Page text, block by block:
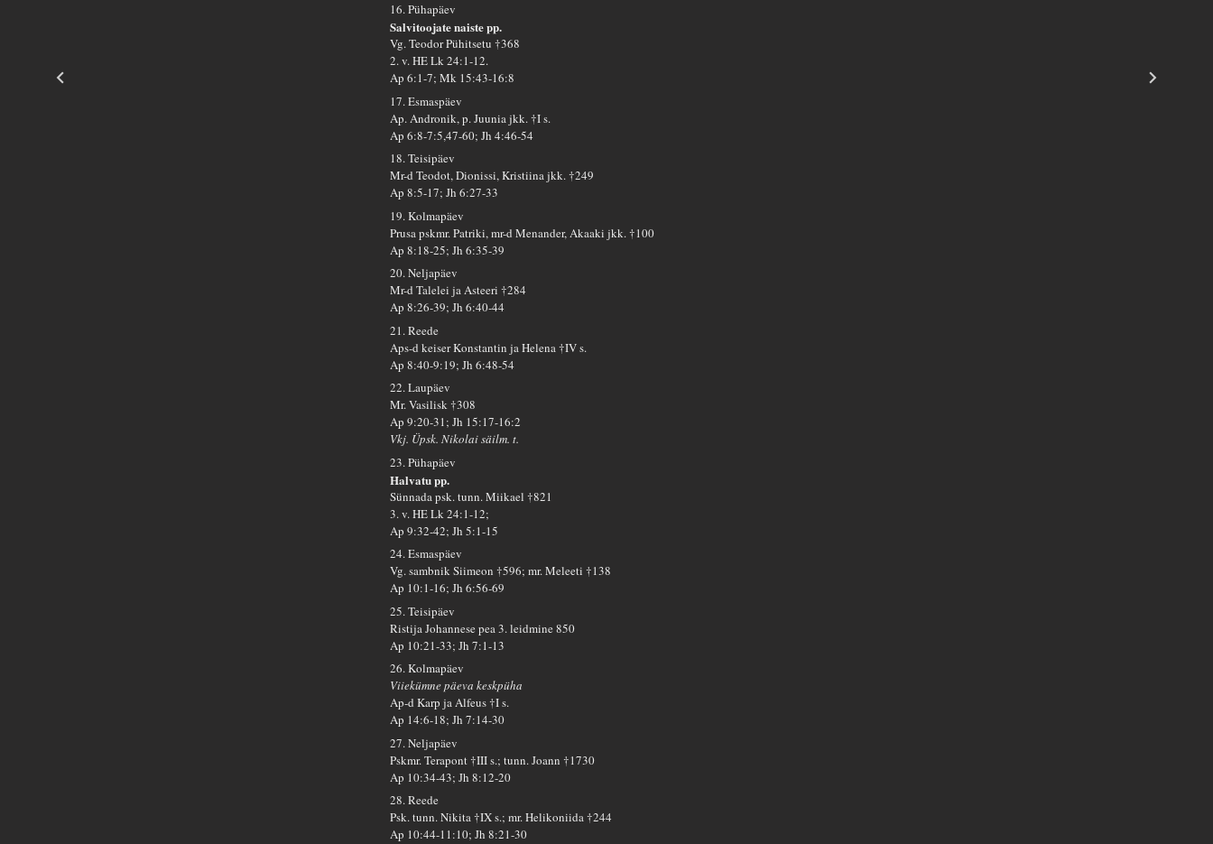
16. Pühapäev
Salvitoojate naiste pp.
Vg. Teodor Pühitsetu †368
2. v. HE Lk 24:1-12.
Ap 6:1-7; Mk 15:43-16:8
17. Esmaspäev
Ap. Andronik, p. Juunia jkk. †I s.
Ap 6:8-7:5,47-60; Jh 4:46-54
18. Teisipäev
Mr-d Teodot, Dionissi, Kristiina jkk. †249
Ap 8:5-17; Jh 6:27-33
19. Kolmapäev
Prusa pskmr. Patriki, mr-d Menander, Akaaki jkk. †100
Ap 8:18-25; Jh 6:35-39
20. Neljapäev
Mr-d Talelei ja Asteeri †284
Ap 8:26-39; Jh 6:40-44
21. Reede
Aps-d keiser Konstantin ja Helena †IV s.
Ap 8:40-9:19; Jh 6:48-54
22. Laupäev
Mr. Vasilisk †308
Ap 9:20-31; Jh 15:17-16:2
Vkj. Üpsk. Nikolai säilm. t.
23. Pühapäev
Halvatu pp.
Sünnada psk. tunn. Miikael †821
3. v. HE Lk 24:1-12;
Ap 9:32-42; Jh 5:1-15
24. Esmaspäev
Vg. sambnik Siimeon †596; mr. Meleeti †138
Ap 10:1-16; Jh 6:56-69
25. Teisipäev
Ristija Johannese pea 3. leidmine 850
Ap 10:21-33; Jh 7:1-13
26. Kolmapäev
Viiekümne päeva keskpüha
Ap-d Karp ja Alfeus †I s.
Ap 14:6-18; Jh 7:14-30
27. Neljapäev
Pskmr. Terapont †III s.; tunn. Joann †1730
Ap 10:34-43; Jh 8:12-20
28. Reede
Psk. tunn. Nikita †IX s.; mr. Helikoniida †244
Ap 10:44-11:10; Jh 8:21-30